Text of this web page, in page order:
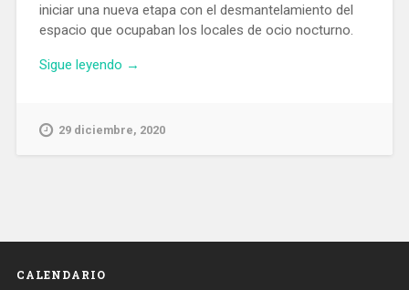
iniciar una nueva etapa con el desmantelamiento del
espacio que ocupaban los locales de ocio nocturno.
Sigue leyendo «Del
5
acogerá
→
29 diciembre, 2020
CALENDARIO